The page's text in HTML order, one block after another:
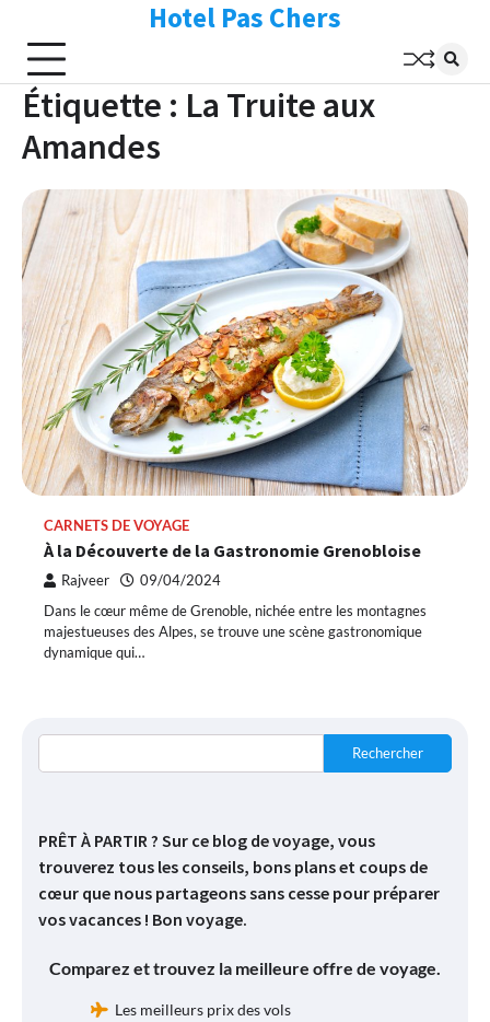
content
Hotel Pas Chers
Étiquette : La Truite aux
Amandes
CARNETS DE VOYAGE
À la Découverte de la Gastronomie Grenobloise
Rajveer 09/04/2024
Dans le cœur même de Grenoble, nichée entre les montagnes
majestueuses des Alpes, se trouve une scène gastronomique
dynamique qui…
Rechercher
PRÊT À PARTIR ? Sur ce blog de voyage, vous
trouverez tous les conseils, bons plans et coups de
cœur que nous partageons sans cesse pour préparer
vos vacances ! Bon voyage.
Comparez et trouvez la meilleure offre de voyage.
Les meilleurs prix des vols